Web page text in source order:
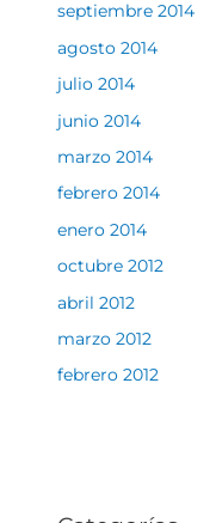
septiembre 2014
agosto 2014
julio 2014
junio 2014
marzo 2014
febrero 2014
enero 2014
octubre 2012
abril 2012
marzo 2012
febrero 2012